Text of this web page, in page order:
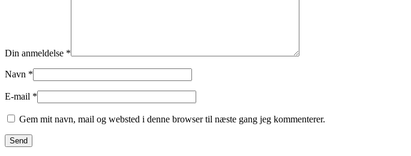
Din anmeldelse *
Navn *
E-mail *
Gem mit navn, mail og websted i denne browser til næste gang jeg kommenterer.